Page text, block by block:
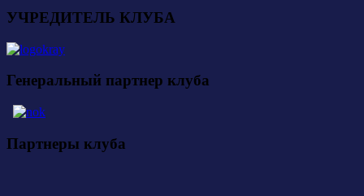
УЧРЕДИТЕЛЬ КЛУБА
Генеральный партнер клуба
Партнеры клуба